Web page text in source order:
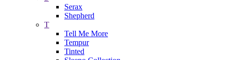
Serax
Shepherd
T
Tell Me More
Tempur
Tinted